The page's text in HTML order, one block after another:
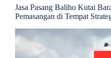
Jasa Pasang Baliho Kutai
Pemasangan di Tempat